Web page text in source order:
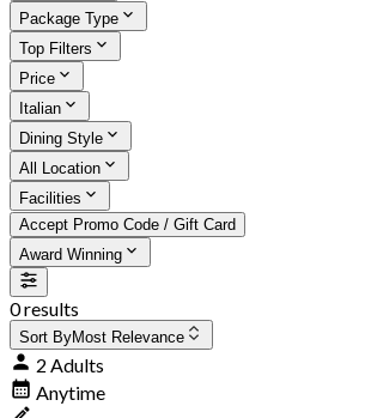
Package Type
Top Filters
Price
Italian
Dining Style
All Location
Facilities
Accept Promo Code / Gift Card
Award Winning
0 results
Sort ByMost Relevance
2 Adults
Anytime